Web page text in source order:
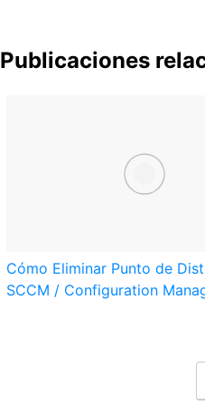
Publicaciones
Cómo Eliminar Punto de
SCCM / Configuration